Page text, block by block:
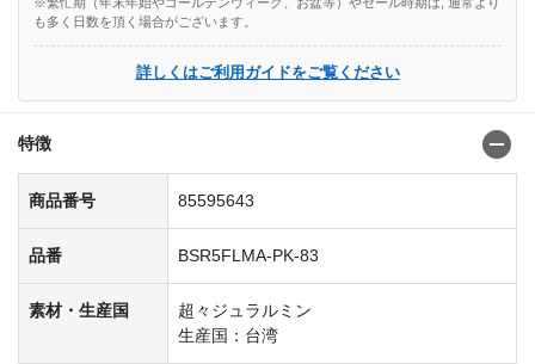
も多く日数を頂く場合がございます。
詳しくはご利用ガイドをご覧ください
特徴
商品番号 85595643
品番 BSR5FLMA-PK-83
素材・生産国
超々ジュラルミン
生産国：台湾